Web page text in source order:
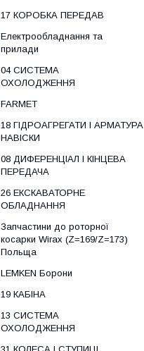
17 КОРОБКА ПЕРЕДАВ
Електрообладнання та
прилади
04 СИСТЕМА
ОХОЛОДЖЕННЯ
FARMET
18 ГІДРОАГРЕГАТИ І АРМАТУРА
НАВІСКИ
08 ДИФЕРЕНЦІАЛ І КІНЦЕВА
ПЕРЕДАЧА
26 ЕКСКАВАТОРНЕ
ОБЛАДНАННЯ
Запчастини до роторної
косарки Wirax (Z=169/Z=173)
Польща
LEMKEN Борони
19 КАБІНА
13 СИСТЕМА
ОХОЛОДЖЕННЯ